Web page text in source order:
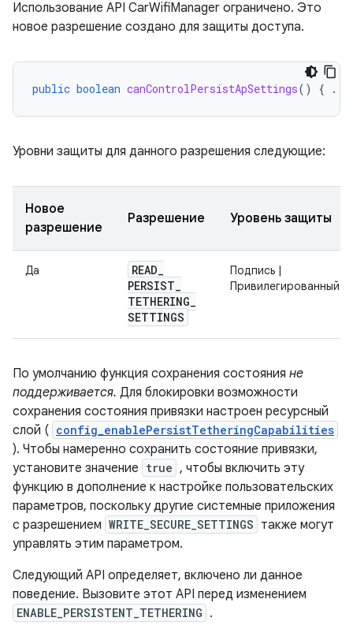
Использование API CarWifiManager ограничено. Это
новое разрешение создано для защиты доступа.
public boolean canControlPersistApSettings() { ...
Уровни защиты для данного разрешения следующие:
Новое
разрешение
Разрешение Уровень защиты
Да READ_
PERSIST_
TETHERING_
SETTINGS
Подпись |
Привилегированный
По умолчанию функция сохранения состояния не
поддерживается. Для блокировки возможности
сохранения состояния привязки настроен ресурсный
слой ( config_enablePersistTetheringCapabilities
). Чтобы намеренно сохранить состояние привязки,
установите значение true , чтобы включить эту
функцию в дополнение к настройке пользовательских
параметров, поскольку другие системные приложения
с разрешением WRITE_SECURE_SETTINGS также могут
управлять этим параметром.
Следующий API определяет, включено ли данное
поведение. Вызовите этот API перед изменением
ENABLE_PERSISTENT_TETHERING .